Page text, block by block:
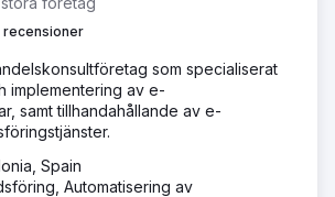
recensioner
som specialiserat
implementering av e-
samt tillhandahållande av e-
Spain
Automatisering av